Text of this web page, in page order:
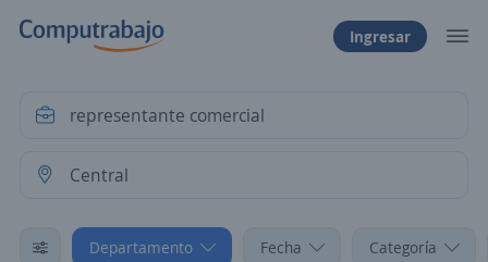
Ingresar
Departamento Fecha Categoría